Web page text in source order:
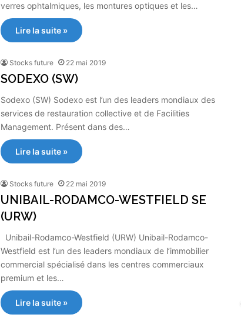
verres ophtalmiques, les montures optiques et les…
Lire la suite »
Stocks future 22 mai 2019
SODEXO (SW)
Sodexo (SW) Sodexo est l’un des leaders mondiaux des
services de restauration collective et de Facilities
Management. Présent dans des…
Lire la suite »
Stocks future 22 mai 2019
UNIBAIL-RODAMCO-WESTFIELD SE
(URW)
Unibail-Rodamco-Westfield (URW) Unibail-Rodamco-
Westfield est l’un des leaders mondiaux de l’immobilier
commercial spécialisé dans les centres commerciaux
premium et les…
Lire la suite »